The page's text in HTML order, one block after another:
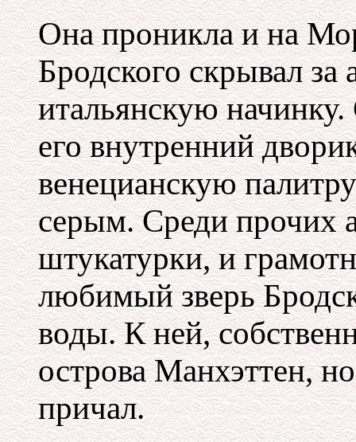
Она проникла и на
Бродского скрывал
итальянскую начинку.
его внутренний
венецианскую
серым. Среди прочих
штукатурки, и
любимый зверь
воды. К ней,
острова Манхэттен,
причал.